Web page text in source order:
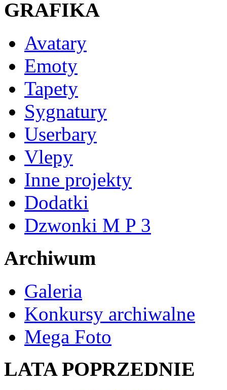
GRAFIKA
Avatary
Emoty
Tapety
Sygnatury
Userbary
Vlepy
Inne projekty
Dodatki
Dzwonki M P 3
Archiwum
Galeria
Konkursy archiwalne
Mega Foto
LATA POPRZEDNIE